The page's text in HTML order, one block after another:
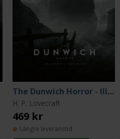
The Dunwich Horror - Illustrated by Baranger
H. P. Lovecraft
469 kr
Längre leveranstid